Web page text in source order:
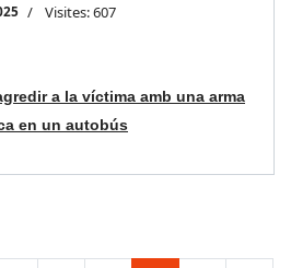
Visites: 607
a la víctima amb una arma
en un autobús